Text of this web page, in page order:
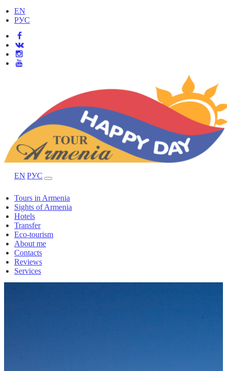
EN
РУС
EN РУС
Tours in Armenia
Sights of Armenia
Hotels
Transfer
Eco-tourism
About me
Contacts
Reviews
Services